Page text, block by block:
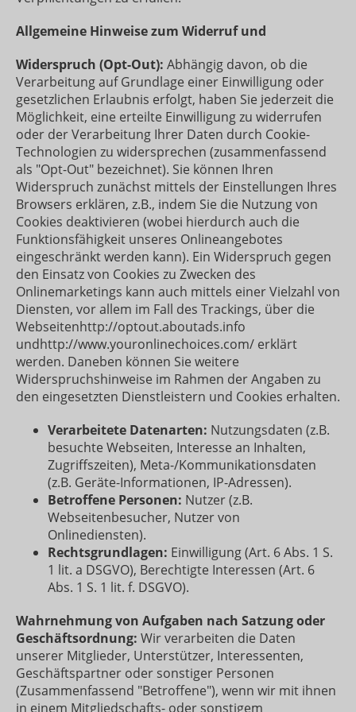
Allgemeine Hinweise zum Widerruf und
Widerspruch (Opt-Out): Abhängig davon, ob die
Verarbeitung auf Grundlage einer Einwilligung oder
gesetzlichen Erlaubnis erfolgt, haben Sie jederzeit die
Möglichkeit, eine erteilte Einwilligung zu widerrufen
oder der Verarbeitung Ihrer Daten durch Cookie-
Technologien zu widersprechen (zusammenfassend
als "Opt-Out" bezeichnet). Sie können Ihren
Widerspruch zunächst mittels der Einstellungen Ihres
Browsers erklären, z.B., indem Sie die Nutzung von
Cookies deaktivieren (wobei hierdurch auch die
Funktionsfähigkeit unseres Onlineangebotes
eingeschränkt werden kann). Ein Widerspruch gegen
den Einsatz von Cookies zu Zwecken des
Onlinemarketings kann auch mittels einer Vielzahl von
Diensten, vor allem im Fall des Trackings, über die
Webseitenhttp://optout.aboutads.info
undhttp://www.youronlinechoices.com/ erklärt
werden. Daneben können Sie weitere
Widerspruchshinweise im Rahmen der Angaben zu
den eingesetzten Dienstleistern und Cookies erhalten.
Verarbeitete Datenarten: Nutzungsdaten (z.B.
besuchte Webseiten, Interesse an Inhalten,
Zugriffszeiten), Meta-/Kommunikationsdaten
(z.B. Geräte-Informationen, IP-Adressen).
Betroffene Personen: Nutzer (z.B.
Webseitenbesucher, Nutzer von
Onlinediensten).
Rechtsgrundlagen: Einwilligung (Art. 6 Abs. 1 S.
1 lit. a DSGVO), Berechtigte Interessen (Art. 6
Abs. 1 S. 1 lit. f. DSGVO).
Wahrnehmung von Aufgaben nach Satzung oder
Geschäftsordnung: Wir verarbeiten die Daten
unserer Mitglieder, Unterstützer, Interessenten,
Geschäftspartner oder sonstiger Personen
(Zusammenfassend "Betroffene"), wenn wir mit ihnen
in einem Mitgliedschafts- oder sonstigem